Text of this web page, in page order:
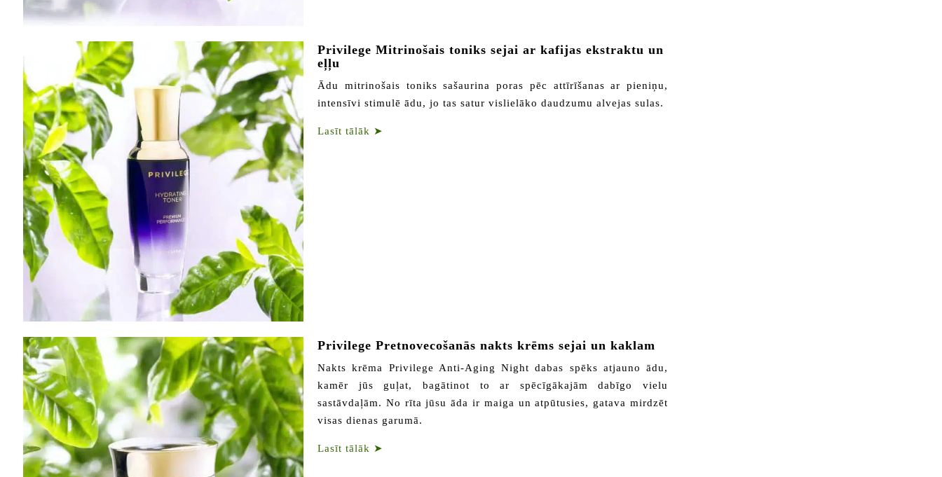
Privilege Mitrinošais toniks sejai ar kafijas ekstraktu un
eļļu
Ādu mitrinošais toniks sašaurina poras pēc attīrīšanas ar pieniņu,
intensīvi stimulē ādu, jo tas satur vislielāko daudzumu alvejas sulas.
Lasīt tālāk ➤
Privilege Pretnovecošanās nakts krēms sejai un kaklam
Nakts krēma Privilege Anti-Aging Night dabas spēks atjauno ādu,
kamēr jūs guļat, bagātinot to ar spēcīgākajām dabīgo vielu
sastāvdaļām. No rīta jūsu āda ir maiga un atpūtusies, gatava mirdzēt
visas dienas garumā.
Lasīt tālāk ➤